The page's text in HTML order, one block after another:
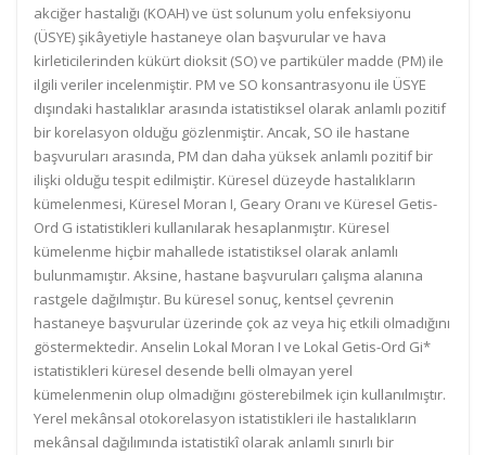
akciğer hastalığı (KOAH) ve üst solunum yolu enfeksiyonu
(ÜSYE) şikâyetiyle hastaneye olan başvurular ve hava
kirleticilerinden kükürt dioksit (SO) ve partiküler madde (PM) ile
ilgili veriler incelenmiştir. PM ve SO konsantrasyonu ile ÜSYE
dışındaki hastalıklar arasında istatistiksel olarak anlamlı pozitif
bir korelasyon olduğu gözlenmiştir. Ancak, SO ile hastane
başvuruları arasında, PM dan daha yüksek anlamlı pozitif bir
ilişki olduğu tespit edilmiştir. Küresel düzeyde hastalıkların
kümelenmesi, Küresel Moran I, Geary Oranı ve Küresel Getis-
Ord G istatistikleri kullanılarak hesaplanmıştır. Küresel
kümelenme hiçbir mahallede istatistiksel olarak anlamlı
bulunmamıştır. Aksine, hastane başvuruları çalışma alanına
rastgele dağılmıştır. Bu küresel sonuç, kentsel çevrenin
hastaneye başvurular üzerinde çok az veya hiç etkili olmadığını
göstermektedir. Anselin Lokal Moran I ve Lokal Getis-Ord Gi*
istatistikleri küresel desende belli olmayan yerel
kümelenmenin olup olmadığını gösterebilmek için kullanılmıştır.
Yerel mekânsal otokorelasyon istatistikleri ile hastalıkların
mekânsal dağılımında istatistikî olarak anlamlı sınırlı bir